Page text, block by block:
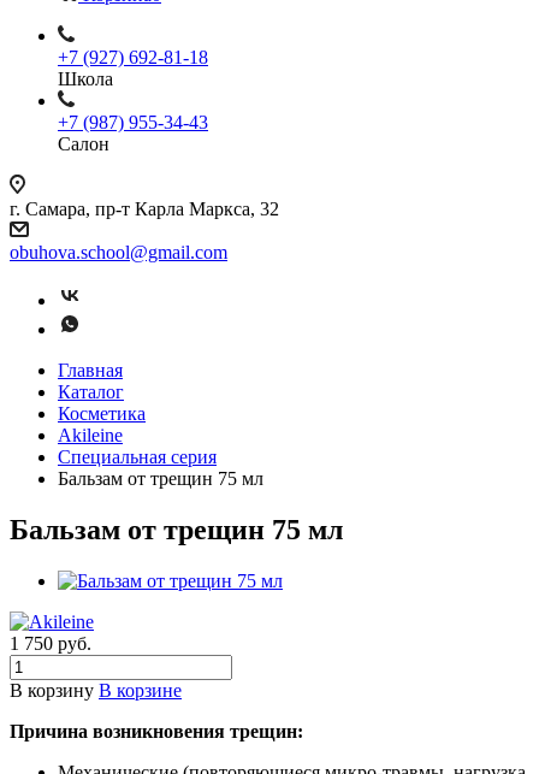
+7 (927) 692-81-18
Школа
+7 (987) 955-34-43
Салон
г. Самара, пр-т Карла Маркса, 32
obuhova.school@gmail.com
Главная
Каталог
Косметика
Akileine
Специальная серия
Бальзам от трещин 75 мл
Бальзам от трещин 75 мл
1 750 руб.
В корзину В корзине
Причина возникновения трещин: